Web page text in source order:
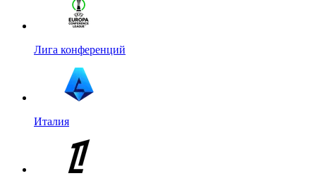
Лига конференций
Италия